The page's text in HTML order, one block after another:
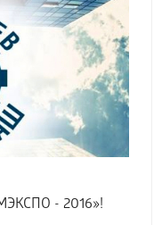
- 2016»!